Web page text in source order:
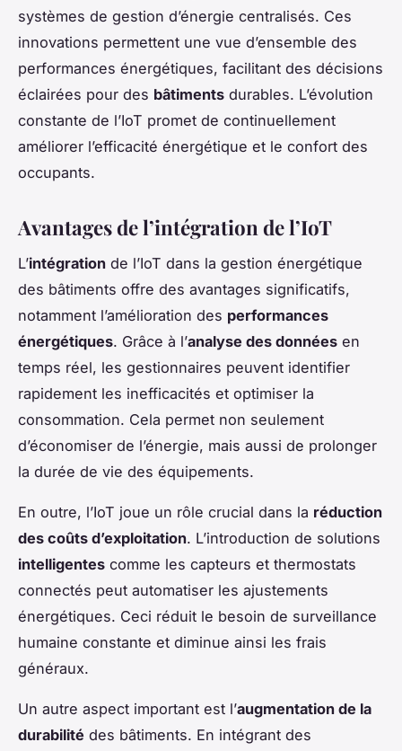
systèmes de gestion d’énergie centralisés. Ces
innovations permettent une vue d’ensemble des
performances énergétiques, facilitant des décisions
éclairées pour des bâtiments durables. L’évolution
constante de l’IoT promet de continuellement
améliorer l’efficacité énergétique et le confort des
occupants.
Avantages de l’intégration de l’IoT
L’intégration de l’IoT dans la gestion énergétique
des bâtiments offre des avantages significatifs,
notamment l’amélioration des performances
énergétiques. Grâce à l’analyse des données en
temps réel, les gestionnaires peuvent identifier
rapidement les inefficacités et optimiser la
consommation. Cela permet non seulement
d’économiser de l’énergie, mais aussi de prolonger
la durée de vie des équipements.
En outre, l’IoT joue un rôle crucial dans la réduction
des coûts d’exploitation. L’introduction de solutions
intelligentes comme les capteurs et thermostats
connectés peut automatiser les ajustements
énergétiques. Ceci réduit le besoin de surveillance
humaine constante et diminue ainsi les frais
généraux.
Un autre aspect important est l’augmentation de la
durabilité des bâtiments. En intégrant des